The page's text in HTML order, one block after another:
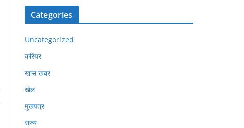
Categories
Uncategorized
करियर
खास खबर
खेल
मुखपत्र
राज्य